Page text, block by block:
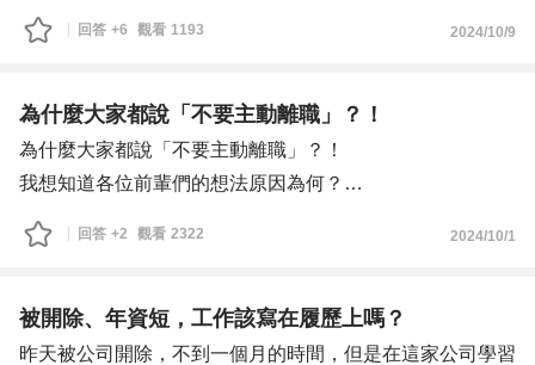
易焦慮
一旦焦慮出現 將會明顯影響到工作表現 溝通能力降低
我自己判斷容易造成自己焦慮的情境 在於事情的不可控性
跟進度落後
我是一個非常慣於掌控自己生活跟工作業務的人
就很容易感到焦慮
謝謝!
回答 +6 觀看 1193 2024/10/9
為什麼大家都說「不要主動離職」？！
為什麼大家都說「不要主動離職」？！
我想知道各位前輩們的想法原因為何？
我前幾年是做美術設計（美編-美工）工作，比較屬於獨立
思考的工作也需要合作的關係但比較少數多半獨立完成，美
水也僅此而已！
我現在的工作是（商品企劃），很喜歡目前公司的各項商
回答 +2 觀看 2322 2024/10/1
被開除、年資短，工作該寫在履歷上嗎？
昨天被公司開除，不到一個月的時間，但是在這家公司學習